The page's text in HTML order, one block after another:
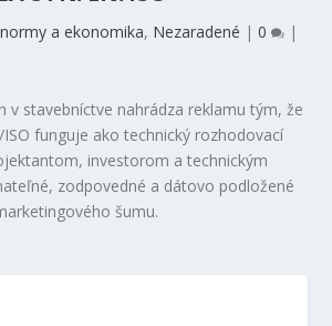
a ekonomika, Nezaradené |0 |
v stavebníctve nahrádza reklamu tým, že
funguje ako technický rozhodovací
investorom a technickým
zodpovedné a dátovo podložené
šumu.